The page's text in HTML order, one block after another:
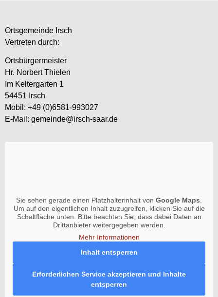
Ortsgemeinde Irsch
Vertreten durch:
Ortsbürgermeister
Hr. Norbert Thielen
Im Keltergarten 1
54451 Irsch
Mobil: +49 (0)6581-993027
E-Mail: gemeinde@irsch-saar.de
Sie sehen gerade einen Platzhalterinhalt von Google Maps.
Um auf den eigentlichen Inhalt zuzugreifen, klicken Sie auf die
Schaltfläche unten. Bitte beachten Sie, dass dabei Daten an
Drittanbieter weitergegeben werden.
Mehr Informationen
Inhalt entsperren
Erforderlichen Service akzeptieren und Inhalte
entsperren